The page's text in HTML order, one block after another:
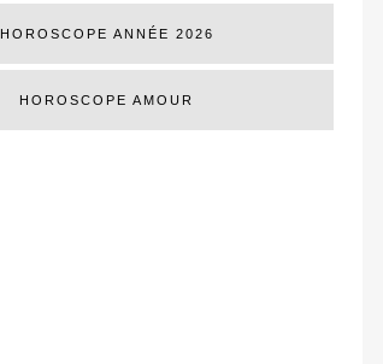
HOROSCOPE ANNÉE 2026
HOROSCOPE AMOUR